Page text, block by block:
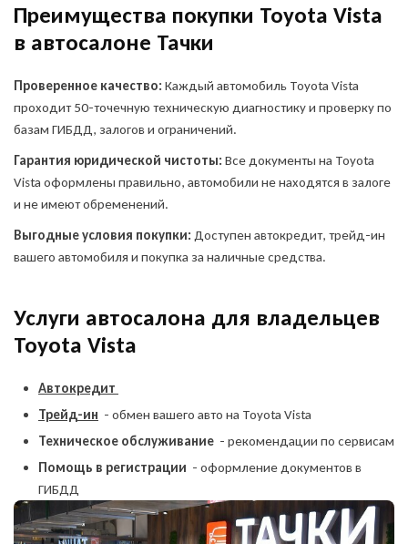
Преимущества покупки Toyota Vista
в автосалоне Тачки
Проверенное качество: Каждый автомобиль Toyota Vista
проходит 50-точечную техническую диагностику и проверку по
базам ГИБДД, залогов и ограничений.
Гарантия юридической чистоты: Все документы на Toyota
Vista оформлены правильно, автомобили не находятся в залоге
и не имеют обременений.
Выгодные условия покупки: Доступен автокредит, трейд-ин
вашего автомобиля и покупка за наличные средства.
Услуги автосалона для владельцев
Toyota Vista
Автокредит
Трейд-ин - обмен вашего авто на Toyota Vista
Техническое обслуживание - рекомендации по сервисам
Помощь в регистрации - оформление документов в
ГИБДД